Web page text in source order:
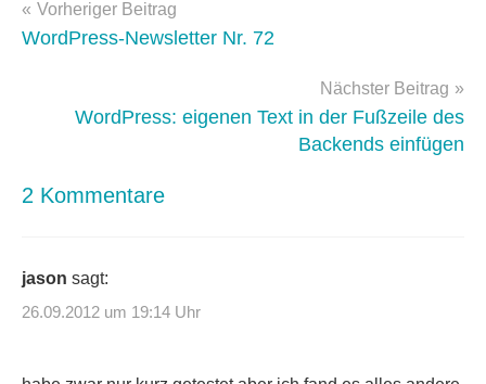
Plugins
Beitragsnavigation
Vorheriger Beitrag
WordPress-Newsletter Nr. 72
Nächster Beitrag
WordPress: eigenen Text in der Fußzeile des
Backends einfügen
2 Kommentare
jason sagt:
26.09.2012 um 19:14 Uhr